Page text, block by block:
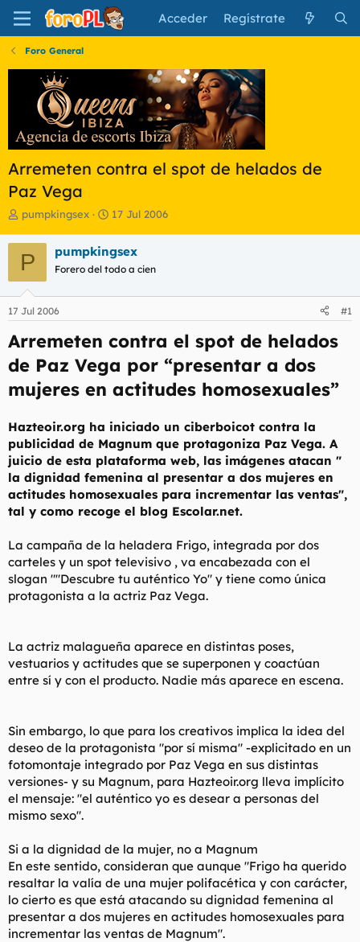
Acceder Regístrate
Foro General
Arremeten contra el spot de helados de
Paz Vega
I
i
c
i
a
d
o
d
l
t
a
pumpkingsex
F
h
a
e
i
i
o
17 Jul 2006
P pumpkingsex
Forero del todo a cien
17 Jul 2006 #1
Arremeten contra el spot de helados
de Paz Vega por “presentar a dos
mujeres en actitudes homosexuales”
Hazteoir.org ha iniciado un ciberboicot contra la
publicidad de Magnum que protagoniza Paz Vega. A
juicio de esta plataforma web, las imágenes atacan "
la dignidad femenina al presentar a dos mujeres en
actitudes homosexuales para incrementar las ventas",
tal y como recoge el blog Escolar.net.
La campaña de la heladera Frigo, integrada por dos
carteles y un spot televisivo , va encabezada con el
slogan ""Descubre tu auténtico Yo" y tiene como única
protagonista a la actriz Paz Vega.
La actriz malagueña aparece en distintas poses,
vestuarios y actitudes que se superponen y coactúan
entre sí y con el producto. Nadie más aparece en escena.
Sin embargo, lo que para los creativos implica la idea del
deseo de la protagonista "por sí misma" -explicitado en un
fotomontaje integrado por Paz Vega en sus distintas
versiones- y su Magnum, para Hazteoir.org lleva implícito
el mensaje: "el auténtico yo es desear a personas del
mismo sexo".
Si a la dignidad de la mujer, no a Magnum
En este sentido, consideran que aunque "Frigo ha querido
resaltar la valía de una mujer polifacética y con carácter,
lo cierto es que está atacando su dignidad femenina al
presentar a dos mujeres en actitudes homosexuales para
incrementar las ventas de Magnum".